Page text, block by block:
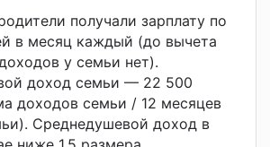
получали зарплату по
в месяц каждый (до вычета
у семьи нет).
доход семьи — 22 500
доходов семьи / 12 месяцев
Среднедушевой доход в